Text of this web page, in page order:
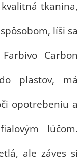
tkanina,
líši sa
Carbon
plastov, má
opotrebeniu a
lúčom.
ale záves si